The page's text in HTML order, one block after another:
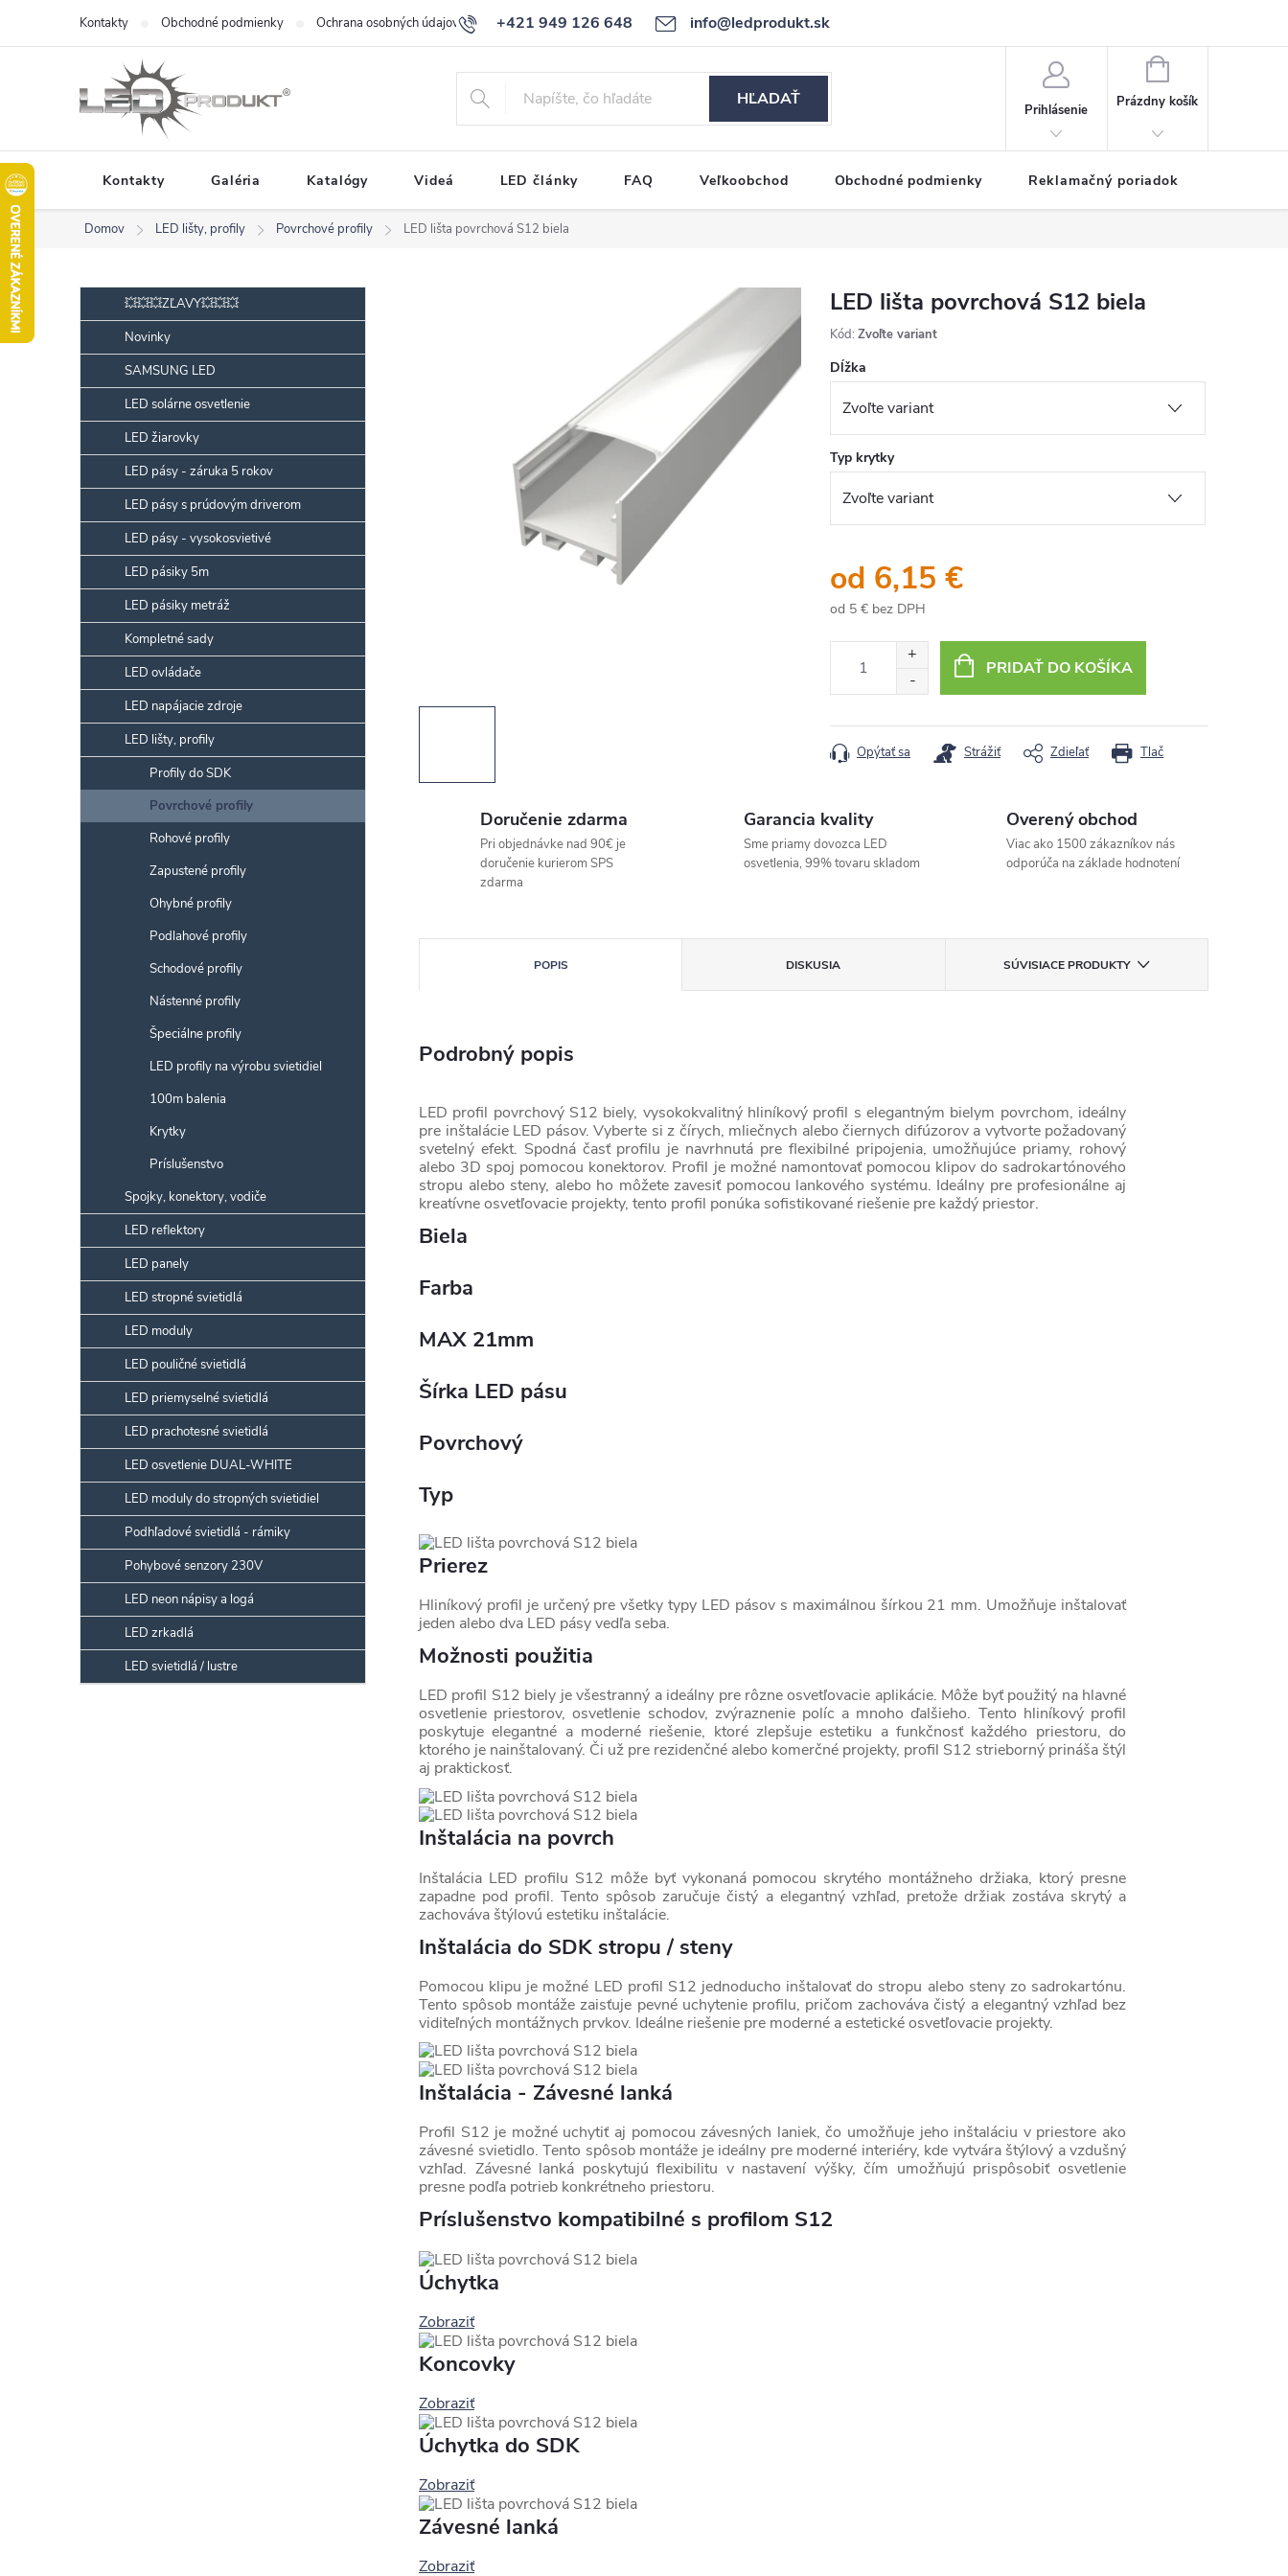
obsah
+421 949 126 648 info@ledprodukt.sk
Kontakty Obchodné podmienky Ochrana osobných údajov Reklamačný poriadok
HĽADAŤ
Prihlásenie
NÁKUPNÝ
KOŠÍK
Prázdny košík
Kontakty Galéria Katalógy Videá LED články FAQ Veľkoobchod Obchodné podmienky Reklamačný poriadok
Domov LED lišty, profily Povrchové profily LED lišta povrchová S12 biela
o
č
n
a
n
e
Preskočiť
kategórie💥💥💥ZĽAVY💥💥💥
Novinky
SAMSUNG LED
LED solárne osvetlenie
LED žiarovky
LED pásy - záruka 5 rokov
LED pásy s prúdovým driverom
LED pásy - vysokosvietivé
LED pásiky 5m
LED pásiky metráž
Kompletné sady
LED ovládače
LED napájacie zdroje
LED lišty, profily
Profily do SDK
Povrchové profily
Rohové profily
Zapustené profily
Ohybné profily
Podlahové profily
Schodové profily
Nástenné profily
Špeciálne profily
LED profily na výrobu svietidiel
100m balenia
Krytky
Príslušenstvo
Spojky, konektory, vodiče
LED reflektory
LED panely
LED stropné svietidlá
LED moduly
LED pouličné svietidlá
LED priemyselné svietidlá
LED prachotesné svietidlá
LED osvetlenie DUAL-WHITE
LED moduly do stropných svietidiel
Podhľadové svietidlá - rámiky
Pohybové senzory 230V
LED neon nápisy a logá
LED zrkadlá
LED svietidlá / lustre
LED lišta povrchová S12 biela
Kód: Zvoľte variant
Dĺžka
Typ krytky
od 6,15 €
od 5 € bez DPH
cena:
PRIDAŤ DO KOŠÍKA
Tlač
Opýtať sa Strážiť Zdieľať
Doručenie zdarma
Pri objednávke nad 90€ je
doručenie kurierom SPS
zdarma
Garancia kvality
Sme priamy dovozca LED
osvetlenia, 99% tovaru skladom
Overený obchod
Viac ako 1500 zákazníkov nás
odporúča na základe hodnotení
POPIS DISKUSIA SÚVISIACE PRODUKTY
Podrobný popis
LED profil povrchový S12 biely, vysokokvalitný hliníkový profil s elegantným bielym povrchom, ideálny
pre inštalácie LED pásov. Vyberte si z čírych, mliečnych alebo čiernych difúzorov a vytvorte požadovaný
svetelný efekt. Spodná časť profilu je navrhnutá pre flexibilné pripojenia, umožňujúce priamy, rohový
alebo 3D spoj pomocou konektorov. Profil je možné namontovať pomocou klipov do sadrokartónového
stropu alebo steny, alebo ho môžete zavesiť pomocou lankového systému. Ideálny pre profesionálne aj
kreatívne osvetľovacie projekty, tento profil ponúka sofistikované riešenie pre každý priestor.
Biela
Farba
MAX 21mm
Šírka LED pásu
Povrchový
Typ
Prierez
Hliníkový profil je určený pre všetky typy LED pásov s maximálnou šírkou 21 mm. Umožňuje inštalovať
jeden alebo dva LED pásy vedľa seba.
Možnosti použitia
LED profil S12 biely je všestranný a ideálny pre rôzne osvetľovacie aplikácie. Môže byť použitý na hlavné
osvetlenie priestorov, osvetlenie schodov, zvýraznenie políc a mnoho ďalšieho. Tento hliníkový profil
poskytuje elegantné a moderné riešenie, ktoré zlepšuje estetiku a funkčnosť každého priestoru, do
ktorého je nainštalovaný. Či už pre rezidenčné alebo komerčné projekty, profil S12 strieborný prináša štýl
aj praktickosť.
Inštalácia na povrch
Inštalácia LED profilu S12 môže byť vykonaná pomocou skrytého montážneho držiaka, ktorý presne
zapadne pod profil. Tento spôsob zaručuje čistý a elegantný vzhľad, pretože držiak zostáva skrytý a
zachováva štýlovú estetiku inštalácie.
Inštalácia do SDK stropu / steny
Pomocou klipu je možné LED profil S12 jednoducho inštalovať do stropu alebo steny zo sadrokartónu.
Tento spôsob montáže zaisťuje pevné uchytenie profilu, pričom zachováva čistý a elegantný vzhľad bez
viditeľných montážnych prvkov. Ideálne riešenie pre moderné a estetické osvetľovacie projekty.
Inštalácia - Závesné lanká
Profil S12 je možné uchytiť aj pomocou závesných laniek, čo umožňuje jeho inštaláciu v priestore ako
závesné svietidlo. Tento spôsob montáže je ideálny pre moderné interiéry, kde vytvára štýlový a vzdušný
vzhľad. Závesné lanká poskytujú flexibilitu v nastavení výšky, čím umožňujú prispôsobiť osvetlenie
presne podľa potrieb konkrétneho priestoru.
Príslušenstvo kompatibilné s profilom S12
Úchytka
Zobraziť
Koncovky
Zobraziť
Úchytka do SDK
Zobraziť
Závesné lanká
Zobraziť